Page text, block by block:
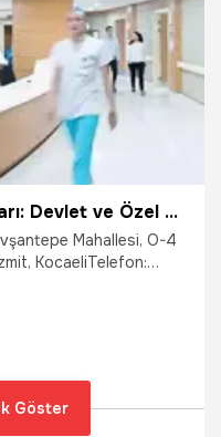
Kocaeli'deki Sağlık Kuruluşları: Devlet ve Özel Hastaneler
Mahallesi, O-4
KocaeliTelefon:
Göster